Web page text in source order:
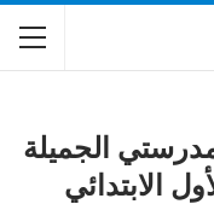
الجميلة
الابتدائي